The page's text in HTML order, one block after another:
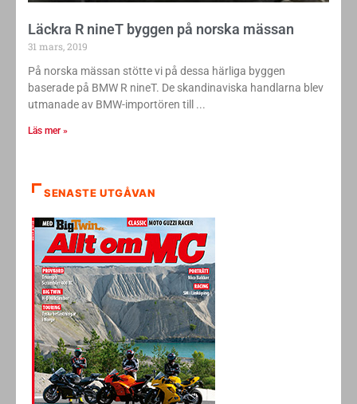
Läckra R nineT byggen på norska mässan
31 mars, 2019
På norska mässan stötte vi på dessa härliga byggen
baserade på BMW R nineT. De skandinaviska handlarna blev
utmanade av BMW-importören till
Läs mer »
SENASTE UTGÅVAN